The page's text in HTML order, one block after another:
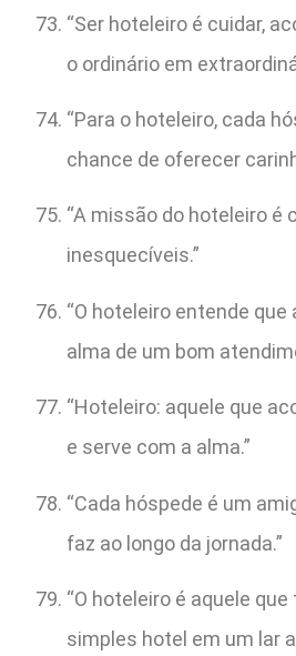
“Ser hoteleiro é cuidar,
o ordinário em
“Para o hoteleiro, cada
chance de oferecer
“A missão do hoteleiro é
inesquecíveis.”
“O hoteleiro entende
alma de um bom
“Hoteleiro: aquele que
e serve com a alma.”
“Cada hóspede é um
faz ao longo da jornada.”
“O hoteleiro é aquele
simples hotel em um lar